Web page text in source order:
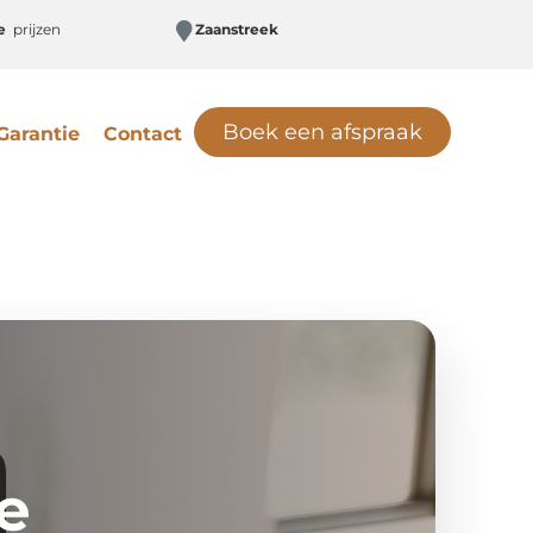
prijzen Zaanstreek
Contact Boek een afspraak